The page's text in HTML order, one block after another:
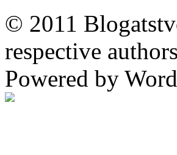
© 2011
respective
Powered by